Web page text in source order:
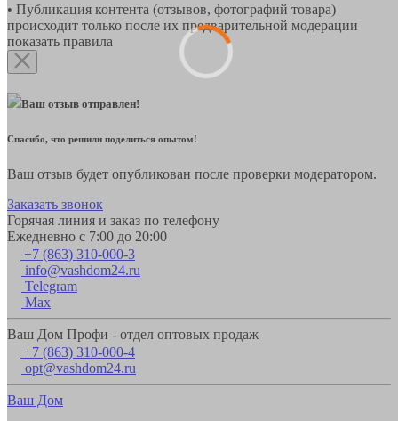
• Публикация контента (отзывов, фотографий товара)
происходит только после их предварительной модерации
показать правила
Ваш отзыв отправлен!
Спасибо, что решили поделиться опытом!
Ваш отзыв будет опубликован после проверки модератором.
Заказать звонок
Горячая линия и заказ по телефону
Ежедневно с 7:00 до 20:00
+7 (863) 310-000-3
info@vashdom24.ru
Telegram
Max
Ваш Дом Профи - отдел оптовых продаж
+7 (863) 310-000-4
opt@vashdom24.ru
Ваш Дом